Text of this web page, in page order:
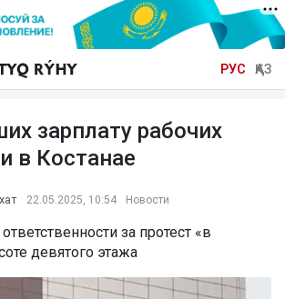
РУС ҚАЗ
зарплату рабочих
в Костанае
22.05.2025, 10:54 Новости
за протест «в
девятого этажа